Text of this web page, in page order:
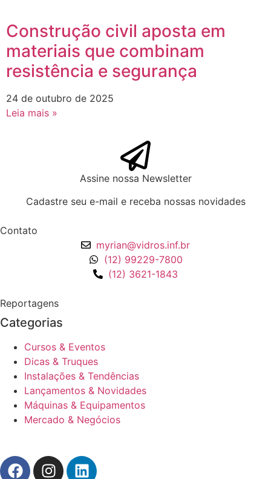
Construção civil aposta em
materiais que combinam
resistência e segurança
24 de outubro de 2025
Leia mais »
Assine nossa Newsletter
Cadastre seu e-mail e receba nossas novidades
Contato
myrian@vidros.inf.br
(12) 99229-7800
(12) 3621-1843
Reportagens
Categorias
Cursos & Eventos
Dicas & Truques
Instalações & Tendências
Lançamentos & Novidades
Máquinas & Equipamentos
Mercado & Negócios